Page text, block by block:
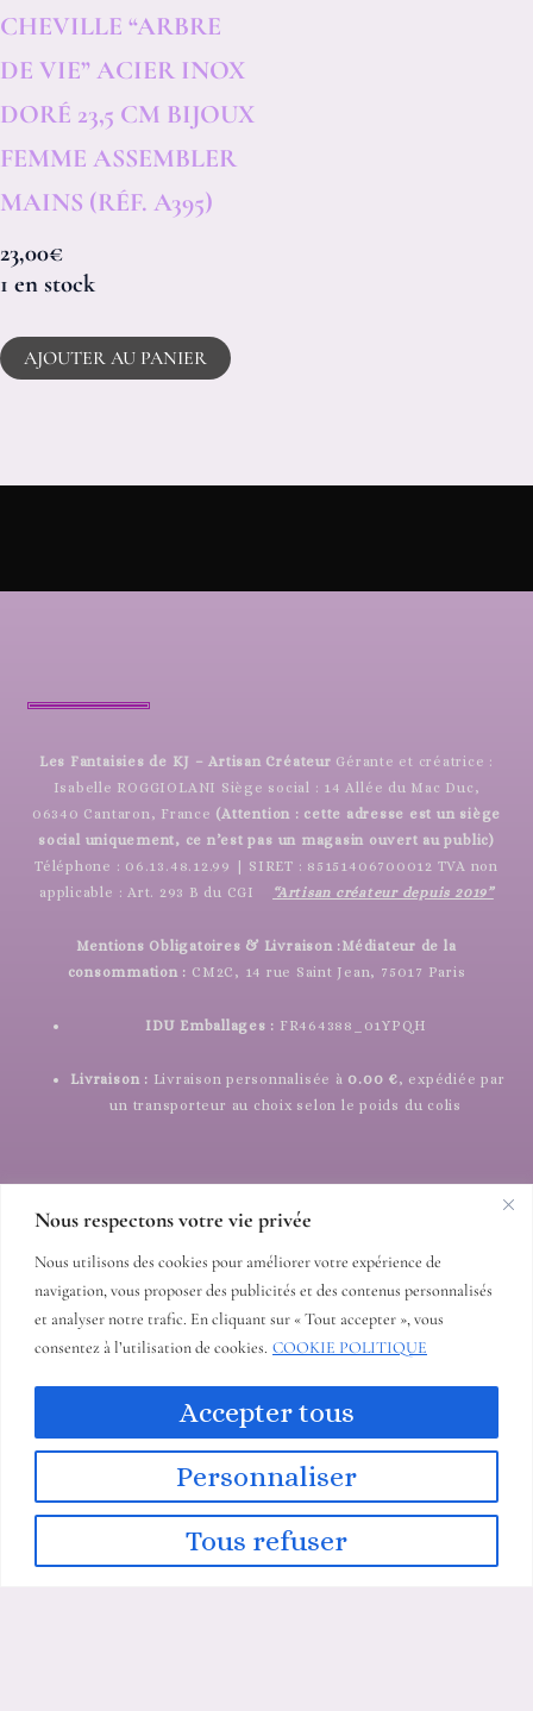
Nous respectons votre vie privée
Nous utilisons des cookies pour améliorer votre expérience de
navigation, vous proposer des publicités et des contenus personnalisés
et analyser notre trafic. En cliquant sur « Tout accepter », vous
consentez à l’utilisation de cookies. COOKIE POLITIQUE
Personnaliser
Tous refuser
Accepter tous
CHEVILLE “ARBRE
DE VIE” ACIER INOX
DORÉ 23,5 CM BIJOUX
FEMME ASSEMBLER
MAINS (RÉF. A395)
23,00€
1 en stock
AJOUTER AU PANIER
Les Fantaisies de KJ – Artisan Créateur Gérante et créatrice :
Isabelle ROGGIOLANI Siège social : 14 Allée du Mac Duc,
06340 Cantaron, France (Attention : cette adresse est un siège
social uniquement, ce n’est pas un magasin ouvert au public)
Téléphone : 06.13.48.12.99 | SIRET : 85151406700012 TVA non
applicable : Art. 293 B du CGI
“Artisan créateur depuis 2019”
Mentions Obligatoires & Livraison :Médiateur de la
consommation : CM2C, 14 rue Saint Jean, 75017 Paris
IDU Emballages : FR464388_01YPQH
Livraison : Livraison personnalisée à 0.00 €, expédiée par
un transporteur au choix selon le poids du colis
14 allée du mas duc 06340 Nice France
+33613481299
kjcreations06@gmail.com